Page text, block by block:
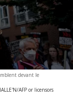
devant le
AFP or licensors